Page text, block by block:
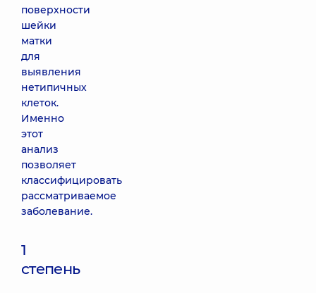
поверхности
шейки
матки
для
выявления
нетипичных
клеток.
Именно
этот
анализ
позволяет
классифицировать
рассматриваемое
заболевание.
1
степень